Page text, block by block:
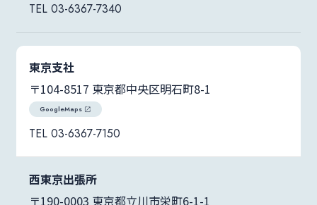
03-6367-7340
東京支社
〒104-8517 東京都中央区明石町8-1
GoogleMaps
03-6367-7150
西東京出張所
〒190-0003 東京都立川市栄町6-1-1